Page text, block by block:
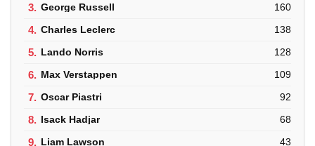
3. George Russell 160
4. Charles Leclerc 138
5. Lando Norris 128
6. Max Verstappen 109
7. Oscar Piastri 92
8. Isack Hadjar 68
9. Liam Lawson 43